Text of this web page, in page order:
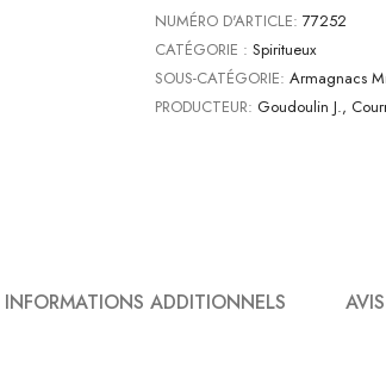
NUMÉRO D'ARTICLE: 77252
CATÉGORIE : Spiritueux
SOUS-CATÉGORIE: Armagnacs
PRODUCTEUR: Goudoulin J.,
INFORMATIONS ADDITIONNELS